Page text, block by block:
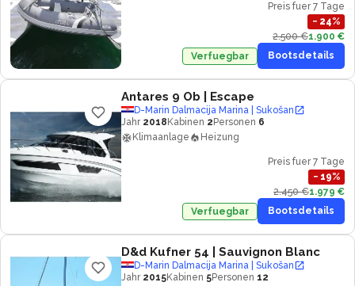
Preis fuer 7 Tage
− 24%
2.500 €1.900 €
Verfuegbar
Bootsdetails
Antares 9 Ob | Escape
D-Marin Dalmacija Marina | Sukošan
Jahr 2018 Kabinen 2 Personen 6
Klimaanlage
Heizung
Preis fuer 7 Tage
− 19%
2.450 €1.979 €
Verfuegbar
Bootsdetails
D&d Kufner 54 | Sauvignon Blanc
D-Marin Dalmacija Marina | Sukošan
Jahr 2015Kabinen 5Personen 12